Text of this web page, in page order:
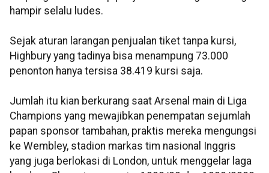
hampir selalu ludes.
Sejak aturan larangan penjualan tiket tanpa kursi,
Highbury yang tadinya bisa menampung 73.000
penonton hanya tersisa 38.419 kursi saja.
Jumlah itu kian berkurang saat Arsenal main di Liga
Champions yang mewajibkan penempatan sejumlah
papan sponsor tambahan, praktis mereka mengungsi
ke Wembley, stadion markas tim nasional Inggris
yang juga berlokasi di London, untuk menggelar laga